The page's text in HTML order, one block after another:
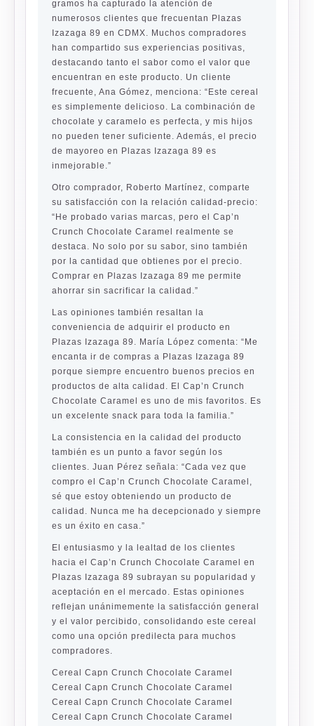
gramos ha capturado la atención de
numerosos clientes que frecuentan Plazas
Izazaga 89 en CDMX. Muchos compradores
han compartido sus experiencias positivas,
destacando tanto el sabor como el valor que
encuentran en este producto. Un cliente
frecuente, Ana Gómez, menciona: “Este cereal
es simplemente delicioso. La combinación de
chocolate y caramelo es perfecta, y mis hijos
no pueden tener suficiente. Además, el precio
de mayoreo en Plazas Izazaga 89 es
inmejorable.”
Otro comprador, Roberto Martínez, comparte
su satisfacción con la relación calidad-precio:
“He probado varias marcas, pero el Cap’n
Crunch Chocolate Caramel realmente se
destaca. No solo por su sabor, sino también
por la cantidad que obtienes por el precio.
Comprar en Plazas Izazaga 89 me permite
ahorrar sin sacrificar la calidad.”
Las opiniones también resaltan la
conveniencia de adquirir el producto en
Plazas Izazaga 89. María López comenta: “Me
encanta ir de compras a Plazas Izazaga 89
porque siempre encuentro buenos precios en
productos de alta calidad. El Cap’n Crunch
Chocolate Caramel es uno de mis favoritos. Es
un excelente snack para toda la familia.”
La consistencia en la calidad del producto
también es un punto a favor según los
clientes. Juan Pérez señala: “Cada vez que
compro el Cap’n Crunch Chocolate Caramel,
sé que estoy obteniendo un producto de
calidad. Nunca me ha decepcionado y siempre
es un éxito en casa.”
El entusiasmo y la lealtad de los clientes
hacia el Cap’n Crunch Chocolate Caramel en
Plazas Izazaga 89 subrayan su popularidad y
aceptación en el mercado. Estas opiniones
reflejan unánimemente la satisfacción general
y el valor percibido, consolidando este cereal
como una opción predilecta para muchos
compradores.
Cereal Capn Crunch Chocolate Caramel
Cereal Capn Crunch Chocolate Caramel
Cereal Capn Crunch Chocolate Caramel
Cereal Capn Crunch Chocolate Caramel